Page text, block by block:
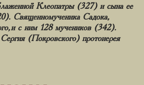
Клеопатры (327) и сына ее
Священномученика Садока,
и с ним 128 мучеников (342).
(Покровского) протоиерея